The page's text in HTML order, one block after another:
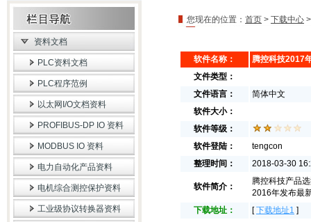
您现在的位置： 首页 > 下载中心
资料文档
PLC资料文档
PLC程序范例
以太网I/O文档资料
PROFIBUS-DP IO 资料
MODBUS IO 资料
电力自动化产品资料
电机综合测控保护资料
工业级协议转换器资料
软件名称：
腾控科技2017
文件类型：
文件语言：
简体中文
软件大小：
软件等级：
软件登陆：
tengcon
整理时间：
2018-03-30
软件简介：
腾控科技产品
2016年发布最
下载地址：
[下载地址1 ]